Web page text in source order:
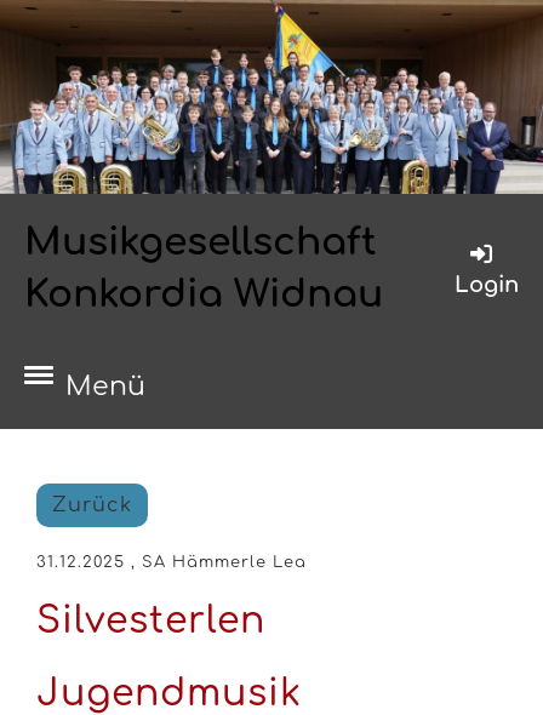
Musikgesellschaft
Konkordia Widnau
Login
Menü
Zurück
31.12.2025 , SA Hämmerle Lea
Silvesterlen
Jugendmusik